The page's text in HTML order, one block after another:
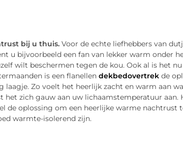
bij u thuis. Voor de echte liefhebbers van
u bijvoorbeeld een fan van lekker warm onder
wilt beschermen tegen de kou. Ook al is het
is een flanellen dekbedovertrek de
Zo voelt het heerlijk zacht en warm aan
zich gauw aan uw lichaamstemperatuur aan.
de oplossing om een heerlijke warme nachtrust
warmte-isolerend zijn.